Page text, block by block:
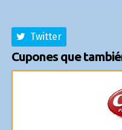
Twitter
Cupones que